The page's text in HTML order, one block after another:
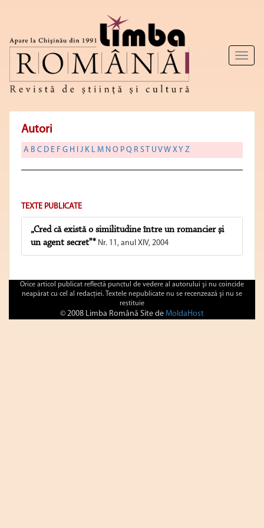
Toggle
Autori
A B C D E F G H I J K L M N O P Q R S T U VW X Y Z
TEXTE PUBLICATE
„Cred că există o similitudine între un romancier şi
un agent secret”* Nr. 11, anul XIV, 2004
Orice articol publicat reflectă punctul de vedere al autorului şi nu coincide
neapărat cu cel al redacţiei. Textele nepublicate nu se recenzează şi nu se
restituie
© 2008 Limba Română Site de MoldaHost